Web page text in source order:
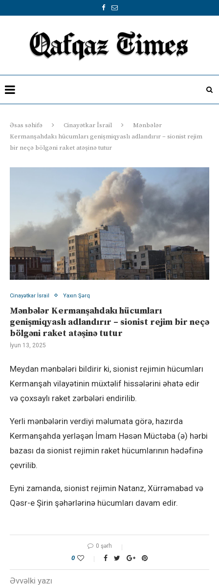
Əsas səhifə Cinayətkar İsrail
Mənbələr
Kermanşahdakı hücumları genişmiqyaslı adlandırır – sionist rejim
bir neçə bölgəni raket atəşinə tutur
Cinayətkar İsrail Yaxın Şərq
Mənbələr Kermanşahdakı hücumları
genişmiqyaslı adlandırır – sionist rejim bir neçə
bölgəni raket atəşinə tutur
İyun 13, 2025
Meydan mənbələri bildirir ki, sionist rejimin hücumları
Kermanşah vilayətinin müxtəlif hissələrini əhatə edir
və çoxsaylı raket zərbələri endirilib.
Yerli mənbələrin verdiyi məlumata görə, hazırda
Kermanşahda yerləşən İmam Həsən Müctəba (ə) hərbi
bazası da sionist rejimin raket hücumlarının hədəfinə
çevrilib.
Eyni zamanda, sionist rejimin Natanz, Xürrəmabad və
Qəsr-e Şirin şəhərlərinə hücumları davam edir.
0 şərh
0
Əvvəlki yazı